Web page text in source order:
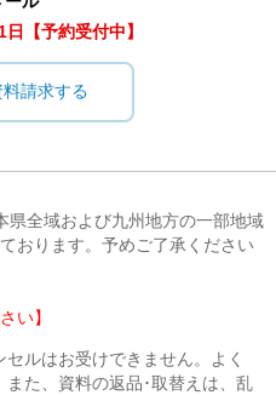
日【予約受付中】
料請求する
県全域および九州地方の一部地域
おります。予めご了承ください
い】
ルはお受けできません。よく
た、資料の返品･取替えは、乱